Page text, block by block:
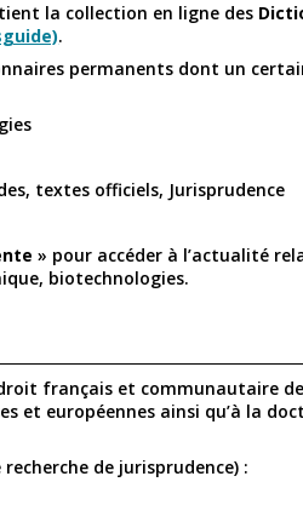
la collection en ligne des
.
permanents dont un
textes officiels, Jurisprudence
» pour accéder à l’actualité
biotechnologies.
français et communautaire
et européennes ainsi qu’à la
de jurisprudence) :